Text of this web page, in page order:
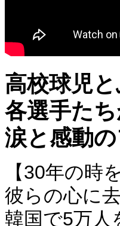
高校球児
各選手た
涙と感動
【30年の時
彼らの心に
韓国で5万人